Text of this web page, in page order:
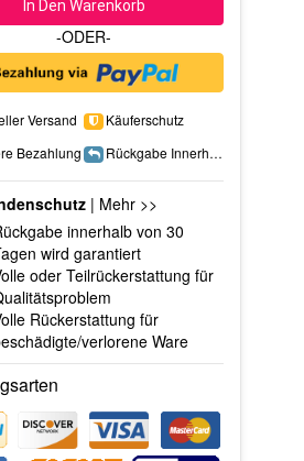
In Den Warenkorb
-ODER-
Versand
Käuferschutz
Bezahlung
Rückgabe Innerhalb 15 Tage
| Mehr >>
innerhalb von 30
wird garantiert
oder Teilrückerstattung für
Rückerstattung für
verlorene Ware